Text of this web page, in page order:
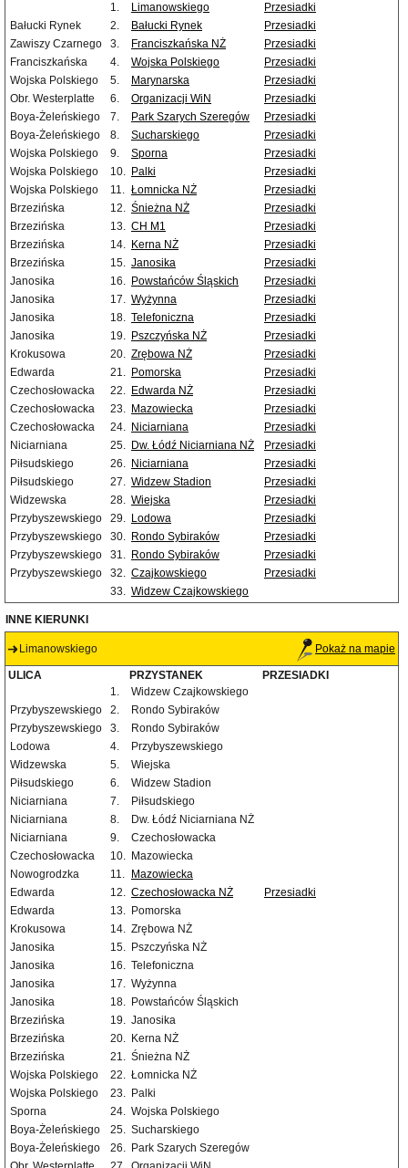
1.
Limanowskiego
Przesiadki
Bałucki Rynek
2. Bałucki Rynek
Przesiadki
Zawiszy Czarnego
3. Franciszkańska NŻ
Przesiadki
Franciszkańska
4. Wojska Polskiego
Przesiadki
Wojska Polskiego
5. Marynarska
Przesiadki
Obr. Westerplatte
6. Organizacji WiN
Przesiadki
Boya-Żeleńskiego
7. Park Szarych Szeregów
Przesiadki
Boya-Żeleńskiego
8. Sucharskiego
Przesiadki
Wojska Polskiego
9. Sporna
Przesiadki
Wojska Polskiego
10. Palki
Przesiadki
Wojska Polskiego
11. Łomnicka NŻ
Przesiadki
Brzezińska
12. Śnieżna NŻ
Przesiadki
Brzezińska
13. CH M1
Przesiadki
Brzezińska
14. Kerna NŻ
Przesiadki
Brzezińska
15. Janosika
Przesiadki
Janosika
16. Powstańców Śląskich
Przesiadki
Janosika
17. Wyżynna
Przesiadki
Janosika
18. Telefoniczna
Przesiadki
Janosika
19. Pszczyńska NŻ
Przesiadki
Krokusowa
20. Zrębowa NŻ
Przesiadki
Edwarda
21. Pomorska
Przesiadki
Czechosłowacka
22. Edwarda NŻ
Przesiadki
Czechosłowacka
23. Mazowiecka
Przesiadki
Czechosłowacka
24. Niciarniana
Przesiadki
Niciarniana
25. Dw. Łódź Niciarniana NŻ
Przesiadki
Piłsudskiego
26. Niciarniana
Przesiadki
Piłsudskiego
27. Widzew Stadion
Przesiadki
Widzewska
28. Wiejska
Przesiadki
Przybyszewskiego
29. Lodowa
Przesiadki
Przybyszewskiego
30. Rondo Sybiraków
Przesiadki
Przybyszewskiego
31. Rondo Sybiraków
Przesiadki
Przybyszewskiego
32. Czajkowskiego
Przesiadki
33. Widzew Czajkowskiego
INNE KIERUNKI
Limanowskiego Pokaż na mapie
ULICA PRZYSTANEK
PRZESIADKI
1.
Widzew Czajkowskiego
Przybyszewskiego
2.
Rondo Sybiraków
Przybyszewskiego
3.
Rondo Sybiraków
Lodowa
4.
Przybyszewskiego
Widzewska
5.
Wiejska
Piłsudskiego
6.
Widzew Stadion
Niciarniana
7.
Piłsudskiego
Niciarniana
8.
Dw. Łódź Niciarniana NŻ
Niciarniana
9.
Czechosłowacka
Czechosłowacka
10. Mazowiecka
Nowogrodzka
11.
Mazowiecka
Edwarda
12. Czechosłowacka NŻ
Przesiadki
Edwarda
13. Pomorska
Krokusowa
14. Zrębowa NŻ
Janosika
15. Pszczyńska NŻ
Janosika
16. Telefoniczna
Janosika
17. Wyżynna
Janosika
18. Powstańców Śląskich
Brzezińska
19. Janosika
Brzezińska
20. Kerna NŻ
Brzezińska
21. Śnieżna NŻ
Wojska Polskiego
22. Łomnicka NŻ
Wojska Polskiego
23. Palki
Sporna
24. Wojska Polskiego
Boya-Żeleńskiego
25. Sucharskiego
Boya-Żeleńskiego
26. Park Szarych Szeregów